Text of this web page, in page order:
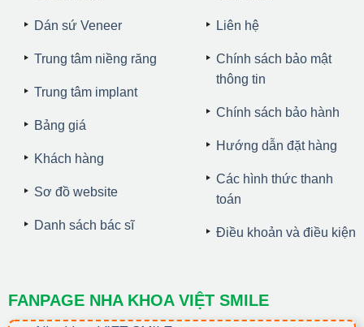
Dán sứ Veneer
Trung tâm niềng răng
Trung tâm implant
Bảng giá
Khách hàng
Sơ đồ website
Danh sách bác sĩ
Liên hệ
Chính sách bảo mật
thông tin
Chính sách bảo hành
Hướng dẫn đặt hàng
Các hình thức thanh
toán
Điều khoản và điều kiện
FANPAGE NHA KHOA VIỆT SMILE